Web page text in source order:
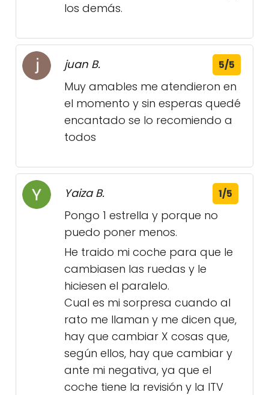
los demás.
juan B. 5/5
Muy amables me atendieron en
el momento y sin esperas quedé
encantado se lo recomiendo a
todos
Yaiza B. 1/5
Pongo 1 estrella y porque no
puedo poner menos.
He traido mi coche para que le
cambiasen las ruedas y le
hiciesen el paralelo.
Cual es mi sorpresa cuando al
rato me llaman y me dicen que,
hay que cambiar X cosas que,
según ellos, hay que cambiar y
ante mi negativa, ya que el
coche tiene la revisión y la ITV